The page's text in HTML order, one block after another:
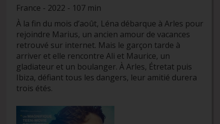
France - 2022 - 107 min
À la fin du mois d’août, Léna débarque à Arles pour
rejoindre Marius, un ancien amour de vacances
retrouvé sur internet. Mais le garçon tarde à
arriver et elle rencontre Ali et Maurice, un
gladiateur et un boulanger. À Arles, Étretat puis
Ibiza, défiant tous les dangers, leur amitié durera
trois étés.